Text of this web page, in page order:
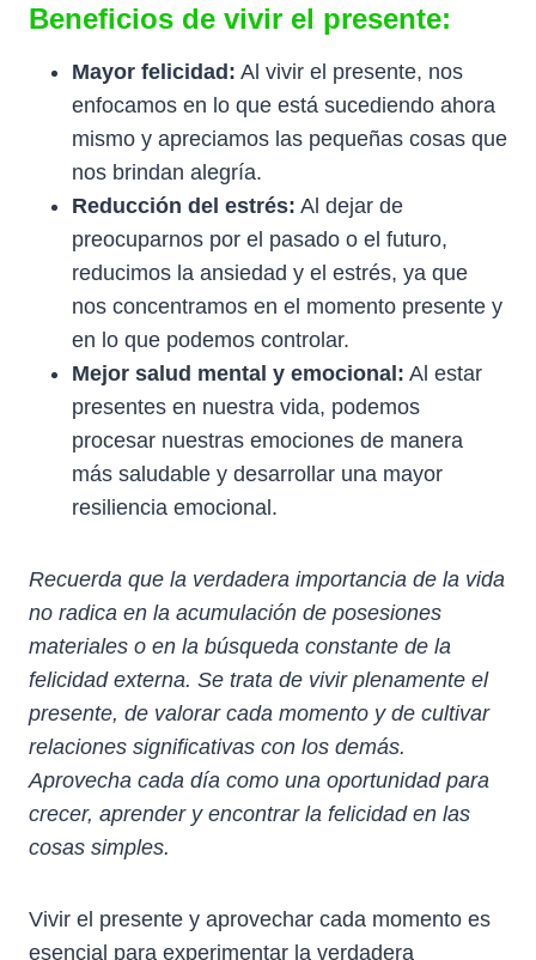
Beneficios de vivir el presente:
Mayor felicidad: Al vivir el presente, nos
enfocamos en lo que está sucediendo ahora
mismo y apreciamos las pequeñas cosas que
nos brindan alegría.
Reducción del estrés: Al dejar de
preocuparnos por el pasado o el futuro,
reducimos la ansiedad y el estrés, ya que
nos concentramos en el momento presente y
en lo que podemos controlar.
Mejor salud mental y emocional: Al estar
presentes en nuestra vida, podemos
procesar nuestras emociones de manera
más saludable y desarrollar una mayor
resiliencia emocional.
Recuerda que la verdadera importancia de la vida
no radica en la acumulación de posesiones
materiales o en la búsqueda constante de la
felicidad externa. Se trata de vivir plenamente el
presente, de valorar cada momento y de cultivar
relaciones significativas con los demás.
Aprovecha cada día como una oportunidad para
crecer, aprender y encontrar la felicidad en las
cosas simples.
Vivir el presente y aprovechar cada momento es
esencial para experimentar la verdadera